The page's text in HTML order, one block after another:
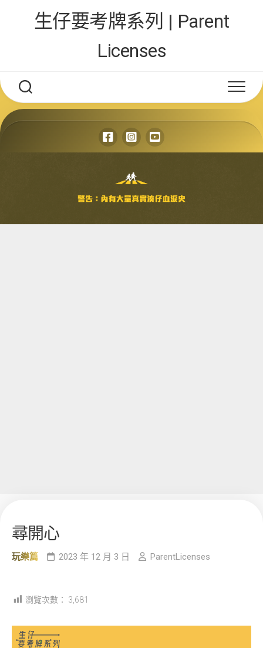
生仔要考牌系列 | Parent
Licenses
尋開心
玩樂篇 2023 年 12 月 3 日 ParentLicenses
瀏覽次數： 3,681